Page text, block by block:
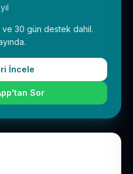
ve 30 gün destek dahil.
İncele
Sor